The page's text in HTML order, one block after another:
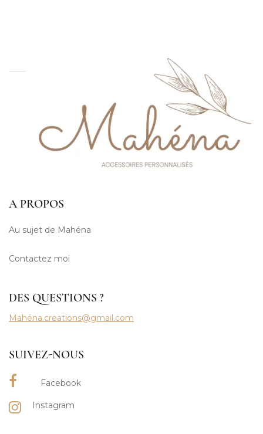
A PROPOS
Au sujet de Mahéna
Contactez moi
DES QUESTIONS ?
Mahéna.creations@gmail.com
SUIVEZ-NOUS
Facebook
Instagram